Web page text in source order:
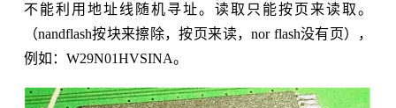
不能利用地址线随机寻址。读取只能按页来读取。
（nandflash按块来擦除，按页来读，nor flash没有页），
例如：W29N01HVSINA。